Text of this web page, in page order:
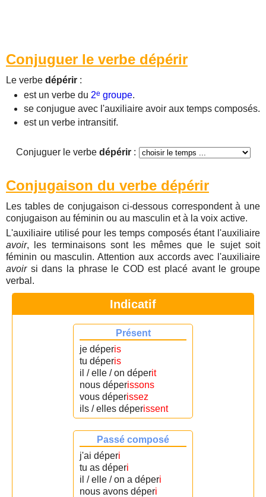
Conjuguer le verbe dépérir
Le verbe dépérir :
est un verbe du 2e groupe.
se conjugue avec l'auxiliaire avoir aux temps composés.
est un verbe intransitif.
Conjuguer le verbe dépérir:
Conjugaison du verbe dépérir
Les tables de conjugaison ci-dessous correspondent à une
conjugaison au féminin ou au masculin et à la voix active.
L'auxiliaire utilisé pour les temps composés étant l'auxiliaire
avoir, les terminaisons sont les mêmes que le sujet soit
féminin ou masculin. Attention aux accords avec l'auxiliaire
avoirsi dans la phrase le COD est placé avant le groupe
verbal.
Indicatif
Présent
je déperis
tu déperis
il / elle / on déperit
nous déperissons
vous déperissez
ils / elles déperissent
Passé composé
j'ai déperi
tu as déperi
il / elle / on a déperi
nous avons déperi